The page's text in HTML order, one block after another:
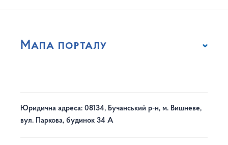
Мапа порталу
Юридична адреса: 08134, Бучанський р-н, м. Вишневе,
вул. Паркова, будинок 34 А